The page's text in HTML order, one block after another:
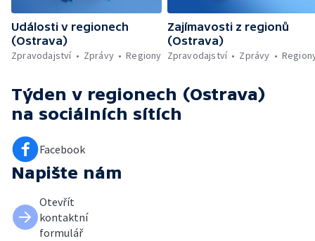
Události v regionech
(Ostrava)
Zpravodajství
Zprávy Regiony
Zajímavosti z regionů
(Ostrava)
Zpravodajství
Zprávy
Týden v regionech (Ostrava)
na sociálních sítích
Facebook
Napište nám
Otevřít
kontaktní
formulář